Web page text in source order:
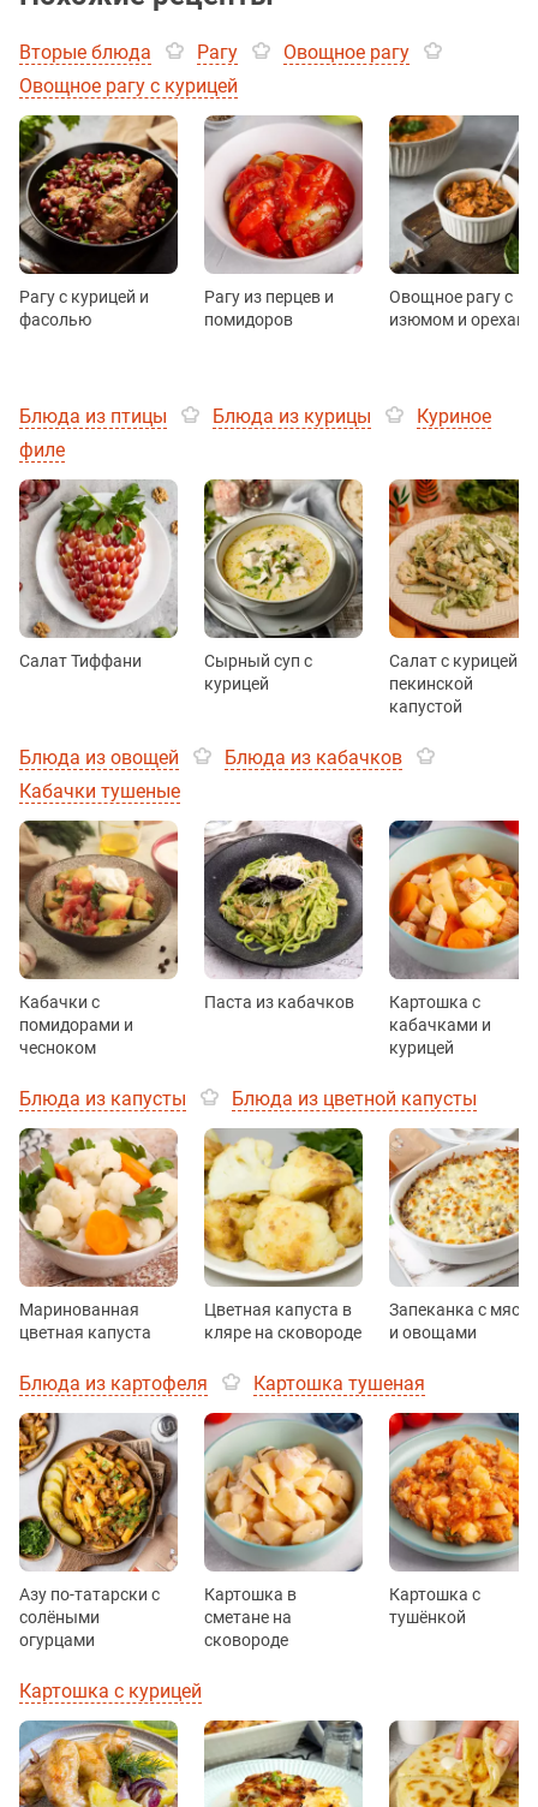
Вторые блюда Рагу
Овощное рагу
Овощное рагу с курицей
Рагу с курицей и
фасолью
Рагу из перцев и
помидоров
Овощное рагу с
изюмом и орехами
Блюда из птицы Блюда из курицы
Куриное
филе
Салат Тиффани
Сырный суп с
курицей
Салат с курицей и
пекинской
капустой
Блюда из овощей
Блюда из кабачков
Кабачки тушеные
Кабачки с
помидорами и
чесноком
Паста из кабачков
Картошка с
кабачками и
курицей
Блюда из капусты Блюда из цветной капусты
Маринованная
цветная капуста
Цветная капуста в
кляре на сковороде
Запеканка с
и овощами
Блюда из картофеля Картошка тушеная
Азу по-татарски с
солёными
огурцами
Картошка в
сметане на
сковороде
Картошка с
тушёнкой
Картошка с курицей